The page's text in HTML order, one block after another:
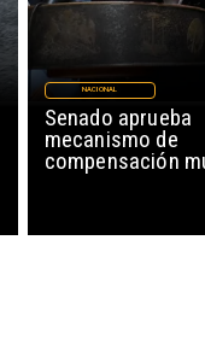
Senado aprueba
mecanismo de
compensación
NACIONAL